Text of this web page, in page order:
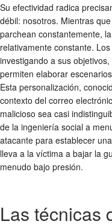
Su efectividad radica
débil: nosotros. Mientras
parchean constantemente,
relativamente constante.
investigando a sus
permiten elaborar
Esta personalización,
contexto del correo
malicioso sea casi
de la ingeniería social a
atacante para establecer
lleva a la víctima a bajar la
menudo bajo presión.
Las técnicas